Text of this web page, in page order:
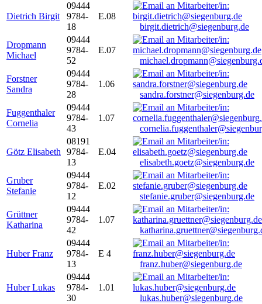
Dietrich Birgit
09444
9784-
18
E.08
birgit.dietrich@siegenburg.de
Dropmann
Michael
09444
9784-
52
E.07
Forstner
Sandra
09444
9784-
28
1.06
sandra.forstner@siegenburg.de
Fuggenthaler
Cornelia
09444
9784-
43
1.07
Götz Elisabeth
08191
9784-
13
E.04
elisabeth.goetz@siegenburg.de
Gruber
Stefanie
09444
9784-
12
E.02
stefanie.gruber@siegenburg.de
Grüttner
Katharina
09444
9784-
42
1.07
Huber Franz
09444
9784-
13
E 4
franz.huber@siegenburg.de
Huber Lukas
09444
9784-
30
1.01
lukas.huber@siegenburg.de